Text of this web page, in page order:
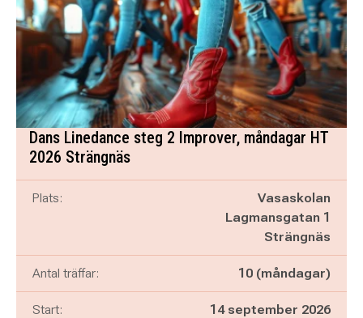
Dans Linedance steg 2 Improver, måndagar HT
2026 Strängnäs
Plats:
Vasaskolan
Lagmansgatan 1
Strängnäs
Antal träffar: 10 (måndagar)
Start: 14 september 2026